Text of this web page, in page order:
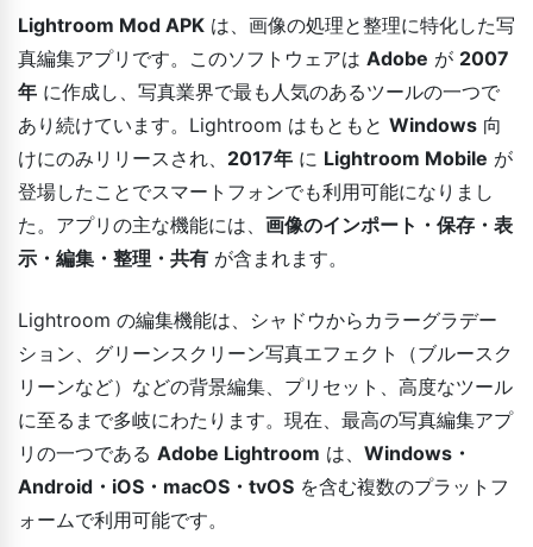
Lightroom Mod APK は、画像の処理と整理に特化した写
真編集アプリです。このソフトウェアは Adobe が 2007
年 に作成し、写真業界で最も人気のあるツールの一つで
あり続けています。Lightroom はもともと Windows 向
けにのみリリースされ、 2017年 に Lightroom Mobile が
登場したことでスマートフォンでも利用可能になりまし
た。アプリの主な機能には、 画像のインポート・保存・表
示・編集・整理・共有 が含まれます。
Lightroom の編集機能は、シャドウからカラーグラデー
ション、グリーンスクリーン写真エフェクト（ブルースク
リーンなど）などの背景編集、プリセット、高度なツール
に至るまで多岐にわたります。現在、最高の写真編集アプ
リの一つである Adobe Lightroom は、 Windows・
Android・iOS・macOS・tvOS を含む複数のプラットフ
ォームで利用可能です。